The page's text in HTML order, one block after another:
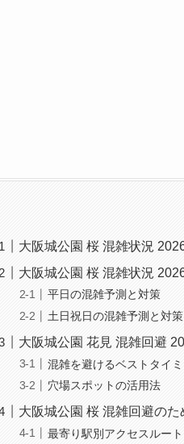
大阪城公園 桜 混雑状況
大阪城公園 桜 混雑状況
平日の混雑予測と対策
土日祝日の混雑予測と対策
大阪城公園 花見 混雑回避
混雑を避けるベストタイ
穴場スポットの活用法
大阪城公園 桜 混雑回避の
最寄り駅別アクセスルー